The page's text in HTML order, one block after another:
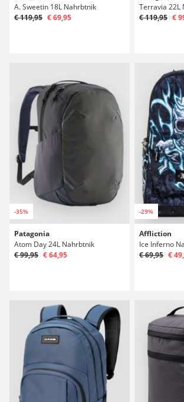
A. Sweetin 18L Nahrbtnik
€ 119,95 € 69,95
Terravia 22L
€ 119,95 €
-35%
Patagonia
Atom Day 24L Nahrbtnik
€ 99,95 € 64,95
-29%
Affliction
Ice Inferno
€ 69,95 €